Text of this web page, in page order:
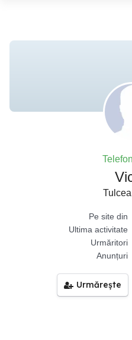
Pe site din
Ultima activitate
Urmăritori
Anunțuri
Urmărește